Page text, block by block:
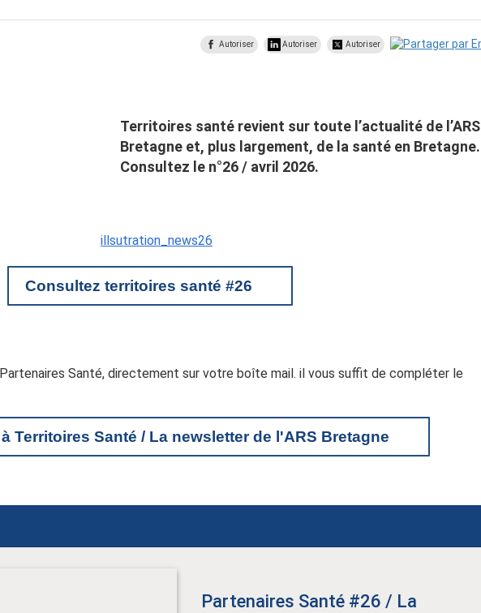
Autoriser Autoriser Autoriser
Territoires santé revient sur toute l’actualité de l’ARS
Bretagne et, plus largement, de la santé en Bretagne.
Consultez le n°26 / avril 2026.
Consultez territoires santé #26
Santé, directement sur votre boîte mail. il vous suffit de compléter le
Territoires Santé / La newsletter de l'ARS Bretagne
Partenaires Santé #26 / La